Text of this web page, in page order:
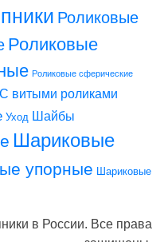
Роликовые
Роликовые
Роликовые сферические
С витыми роликами
Уход Шайбы
Шариковые
упорные Шариковые
в России. Все права